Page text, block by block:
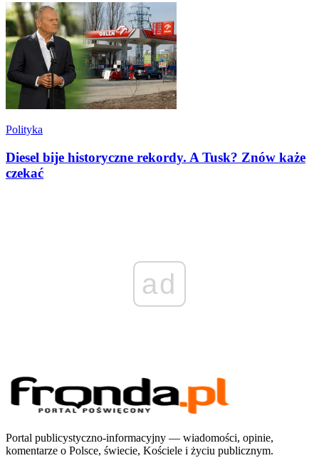
Polityka
Diesel bije historyczne rekordy. A Tusk? Znów każe
czekać
ad
Portal publicystyczno-informacyjny — wiadomości, opinie,
komentarze o Polsce, świecie, Kościele i życiu publicznym.